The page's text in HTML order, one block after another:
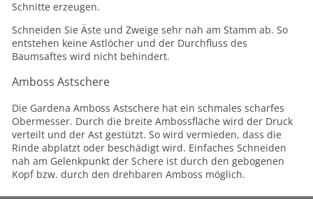
Schnitte erzeugen.
Schneiden Sie Äste und Zweige sehr nah am Stamm ab. So
entstehen keine Astlöcher und der Durchfluss des
Baumsaftes wird nicht behindert.
Amboss Astschere
Die Gardena Amboss Astschere hat ein schmales scharfes
Obermesser. Durch die breite Ambossfläche wird der Druck
verteilt und der Ast gestützt. So wird vermieden, dass die
Rinde abplatzt oder beschädigt wird. Einfaches Schneiden
nah am Gelenkpunkt der Schere ist durch den gebogenen
Kopf bzw. durch den drehbaren Amboss möglich.